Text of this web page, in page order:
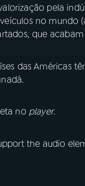
pela
no mundo
que
das Américas
no player.
the audio